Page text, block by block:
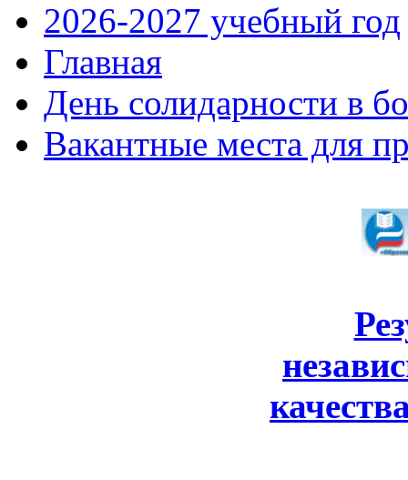
2026-2027 учебный год
Главная
День солидарности в
Вакантные места для